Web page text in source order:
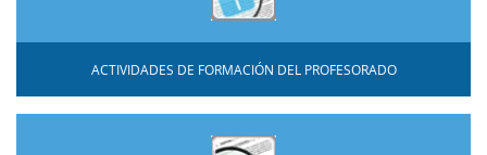
ACTIVIDADES DE FORMACIÓN DEL PROFESORADO